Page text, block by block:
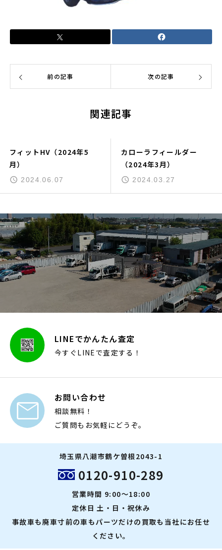
前の記事 次の記事
関連記事
フィットHV（2024年5
月）
2024.06.07
カローラフィールダー
（2024年3月）
2024.03.27
LINEでかんたん査定
今すぐLINEで査定する！
 お問い合わせ
相談無料！
ご質問もお気軽にどうぞ。
埼玉県八潮市鶴ケ曽根2043-1
0120-910-289
営業時間 9:00～18:00
定休日 土・日・祝休み
事故車も廃車寸前の車もパーツだけの買取も当社にお任せ
ください。